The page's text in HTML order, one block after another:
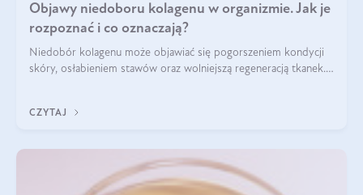
Objawy niedoboru kolagenu w organizmie. Jak je
rozpoznać i co oznaczają?
Niedobór kolagenu może objawiać się pogorszeniem kondycji
skóry, osłabieniem stawów oraz wolniejszą regeneracją tkanek.
osłabienie włosów.
CZYTAJ